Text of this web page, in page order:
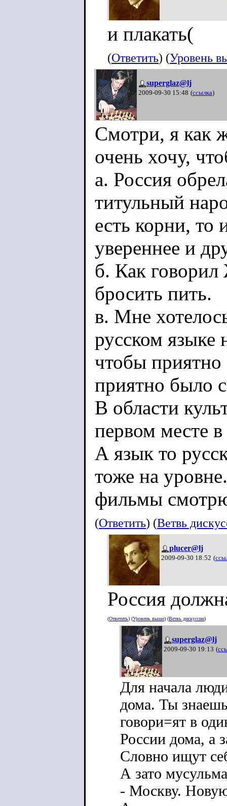
и плакать(
(Ответить) (Уровень
superglaz@lj
2009-09-30 15:48 (ссылка)
Смотри, я как
очень хочу,
а. Россия
титульный
есть корни, то
увереннее и
б. Как
бросить пить.
в. Мне
русском языке
чтобы
приятно было
В области
первом месте
А язык то
тоже на
фильмы
(Ответить) (Ветвь
plucer@lj
2009-09-30 18:52 (
Россия
(Ответить) (Уровень выше) (Ветвь дискуссии)
superglaz@lj
2009-09-30 19:13 (
Для начала
дома. Ты
говори=ят в
России дома, а
Словно ищут
А зато
- Москву.